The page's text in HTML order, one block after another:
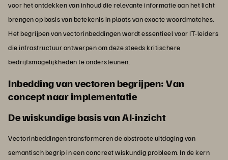
voor het ontdekken van inhoud die relevante informatie aan het licht
brengen op basis van betekenis in plaats van exacte woordmatches.
Het begrijpen van vectorinbeddingen wordt essentieel voor IT-leiders
die infrastructuur ontwerpen om deze steeds kritischere
bedrijfsmogelijkheden te ondersteunen.
Inbedding van vectoren begrijpen: Van
concept naar implementatie
De wiskundige basis van AI-inzicht
Vectorinbeddingen transformeren de abstracte uitdaging van
semantisch begrip in een concreet wiskundig probleem. In de kern